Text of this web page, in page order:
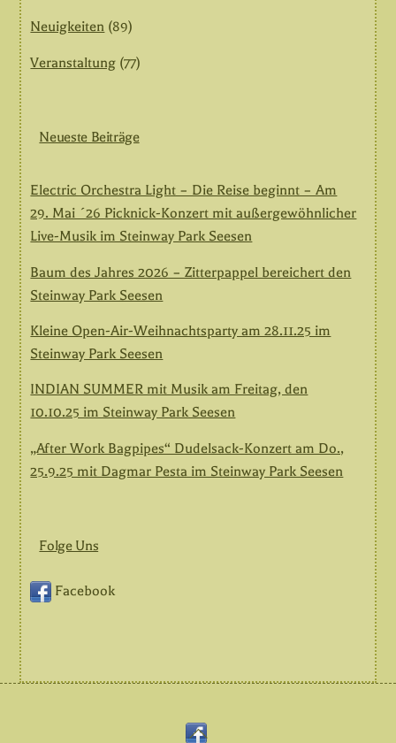
Neuigkeiten (89)
Veranstaltung (77)
Neueste Beiträge
Electric Orchestra Light – Die Reise beginnt – Am
29. Mai ´26 Picknick-Konzert mit außergewöhnlicher
Live-Musik im Steinway Park Seesen
Baum des Jahres 2026 – Zitterpappel bereichert den
Steinway Park Seesen
Kleine Open-Air-Weihnachtsparty am 28.11.25 im
Steinway Park Seesen
INDIAN SUMMER mit Musik am Freitag, den
10.10.25 im Steinway Park Seesen
„After Work Bagpipes“ Dudelsack-Konzert am Do.,
25.9.25 mit Dagmar Pesta im Steinway Park Seesen
Folge Uns
Facebook
Back